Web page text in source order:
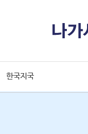
한국지국